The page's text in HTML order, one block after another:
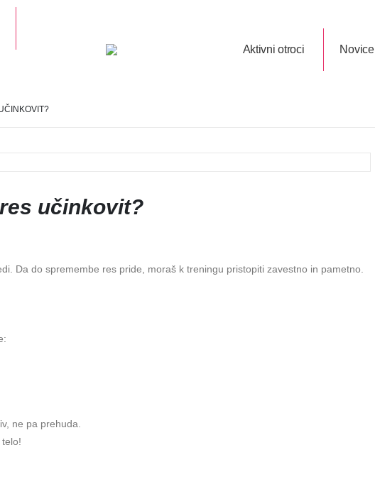
Aktivni otroci Novice
učinkovit?
Da do spremembe res pride, moraš k treningu pristopiti zavestno in pametno.
ne pa prehuda.